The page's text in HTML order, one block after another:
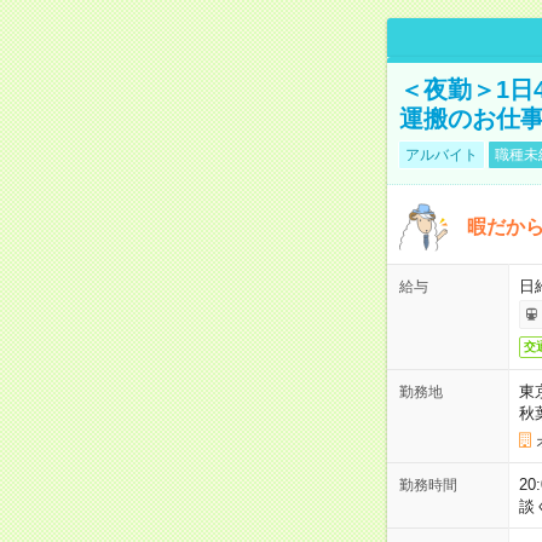
＜夜勤＞1
運搬のお仕
アルバイト 職種未
暇だか
給与 日
交
勤務地
東
秋
勤務時間
談